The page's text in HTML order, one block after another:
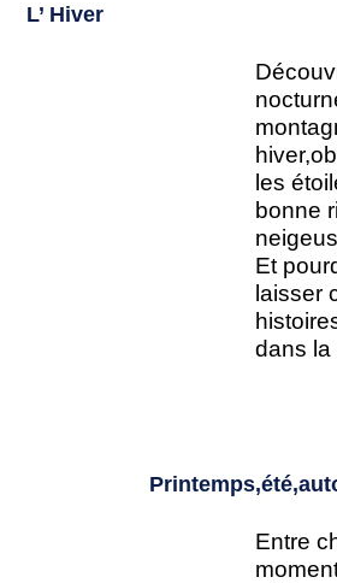
L’ Hiver
les
bonne
Et
laisser
dans la
Entre